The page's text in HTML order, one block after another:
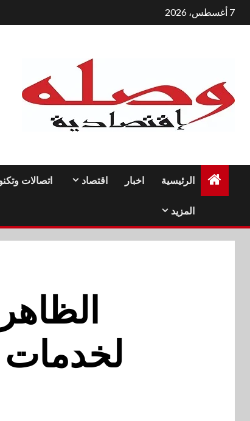
التجاوز
إلى
7 أغسطس، 2026
الرئيسية اخبار اقتصاد اتصالات
المزيد
لخدمات